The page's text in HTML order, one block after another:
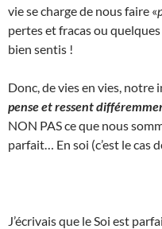
vie se charge de nous faire «
pertes et fracas ou
bien sentis !
Donc, de vies en vies, notre
pense et ressent
NON PAS ce que nous
parfait… En soi (c’est le cas
J’écrivais que le Soi est